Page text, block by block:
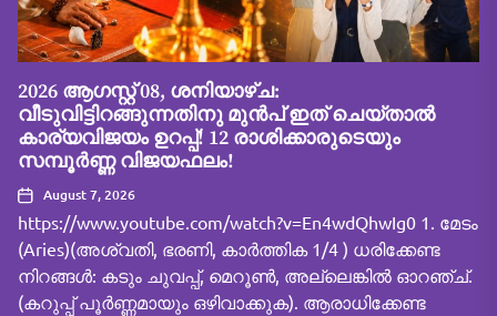
2026 ആഗസ്റ്റ് 08, ശനിയാഴ്ച:
വീടുവിട്ടിറങ്ങുന്നതിനു മുൻപ് ഇത് ചെയ്താൽ
കാര്യവിജയം ഉറപ്പ്! 12 രാശിക്കാരുടെയും
സമ്പൂർണ്ണ വിജയഫലം!
August 7, 2026
https://www.youtube.com/watch?v=En4wdQhwIg0 1. മേടം
(Aries)(അശ്വതി, ഭരണി, കാർത്തിക 1/4 ) ധരിക്കേണ്ട
നിറങ്ങൾ: കടും ചുവപ്പ്, മെറൂൺ, അല്ലെങ്കിൽ ഓറഞ്ച്.
(കറുപ്പ് പൂർണ്ണമായും ഒഴിവാക്കുക). ആരാധിക്കേണ്ട